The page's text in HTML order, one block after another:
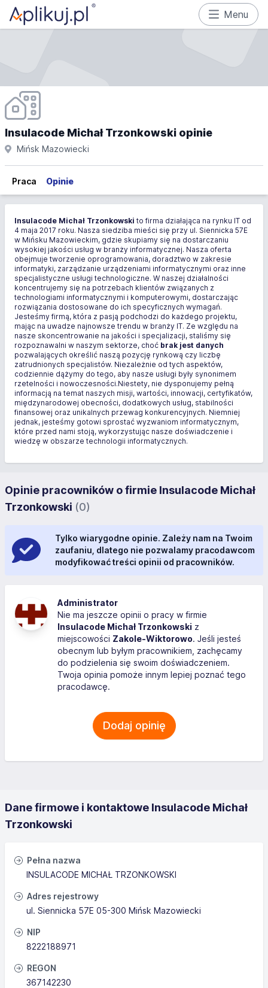
Menu
Insulacode Michał Trzonkowski opinie
Mińsk Mazowiecki
Praca Opinie
Insulacode Michał Trzonkowski to firma działająca na rynku IT od
4 maja 2017 roku. Nasza siedziba mieści się przy ul. Siennicka 57E
w Mińsku Mazowieckim, gdzie skupiamy się na dostarczaniu
wysokiej jakości usług w branży informatycznej. Nasza oferta
obejmuje tworzenie oprogramowania, doradztwo w zakresie
informatyki, zarządzanie urządzeniami informatycznymi oraz inne
specjalistyczne usługi technologiczne. W naszej działalności
koncentrujemy się na potrzebach klientów związanych z
technologiami informatycznymi i komputerowymi, dostarczając
rozwiązania dostosowane do ich specyficznych wymagań.
Jesteśmy firmą, która z pasją podchodzi do każdego projektu,
mając na uwadze najnowsze trendu w branży IT. Ze względu na
nasze skoncentrowanie na jakości i specjalizacji, staliśmy się
rozpoznawalni w naszym sektorze, choć brak jest danych
pozwalających określić naszą pozycję rynkową czy liczbę
zatrudnionych specjalistów. Niezależnie od tych aspektów,
codziennie dążymy do tego, aby nasze usługi były synonimem
rzetelności i nowoczesności.Niestety, nie dysponujemy pełną
informacją na temat naszych misji, wartości, innowacji, certyfikatów,
międzynarodowej obecności, dodatkowych usług, stabilności
finansowej oraz unikalnych przewag konkurencyjnych. Niemniej
jednak, jesteśmy gotowi sprostać wyzwaniom informatycznym,
które przed nami stoją, wykorzystując nasze doświadczenie i
wiedzę w obszarze technologii informatycznych.
Opinie pracowników o firmie Insulacode Michał
Trzonkowski (0)
Tylko wiarygodne opinie. Zależy nam na Twoim
zaufaniu, dlatego nie pozwalamy pracodawcom
modyfikować treści opinii od pracowników.
Administrator
Nie ma jeszcze opinii o pracy w firmie
Insulacode Michał Trzonkowski z
miejscowości Zakole-Wiktorowo. Jeśli jesteś
obecnym lub byłym pracownikiem, zachęcamy
do podzielenia się swoim doświadczeniem.
Twoja opinia pomoże innym lepiej poznać tego
pracodawcę.
Dodaj opinię
Dane firmowe i kontaktowe Insulacode Michał
Trzonkowski
Pełna nazwa
INSULACODE MICHAŁ TRZONKOWSKI
Adres rejestrowy
ul. Siennicka 57E 05-300 Mińsk Mazowiecki
NIP
8222188971
REGON
367142230